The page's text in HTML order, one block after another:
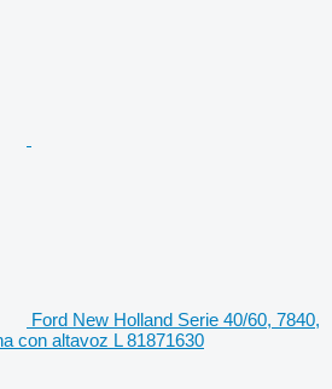
Ford New Holland Serie 40/60, 7840,
con altavoz L 81871630